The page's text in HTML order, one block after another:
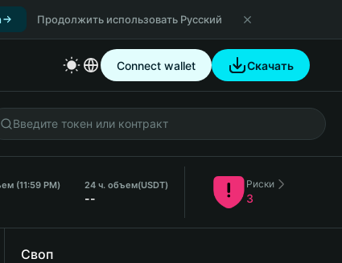
Продолжить использовать Русский
Connect wallet Скачать
(11:59 PM) 24 ч. объем(USDT)
--
Риски
3
Своп